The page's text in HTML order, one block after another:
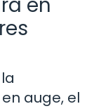
auge, el